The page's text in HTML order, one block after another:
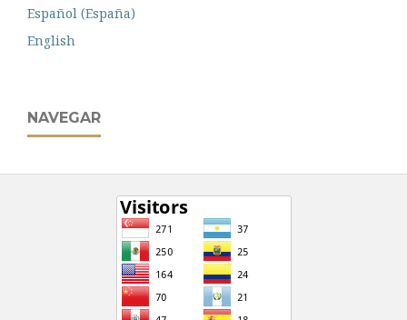
Español (España)
English
NAVEGAR